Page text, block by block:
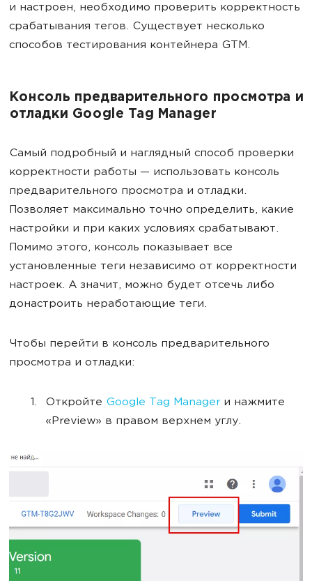
и настроен, необходимо проверить корректность
срабатывания тегов. Существует несколько
способов тестирования контейнера GTM.
Консоль предварительного просмотра и
отладки Google Tag Manager
Самый подробный и наглядный способ проверки
корректности работы — использовать консоль
предварительного просмотра и отладки.
Позволяет максимально точно определить, какие
настройки и при каких условиях срабатывают.
Помимо этого, консоль показывает все
установленные теги независимо от корректности
настроек. А значит, можно будет отсечь либо
донастроить неработающие теги.
Чтобы перейти в консоль предварительного
просмотра и отладки:
Откройте Google Tag Managerи нажмите
«Preview» в правом верхнем углу.